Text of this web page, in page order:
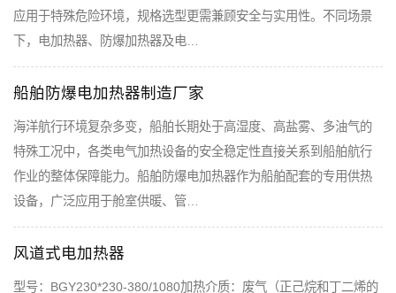
应用于特殊危险环境，规格选型更需兼顾安全与实用性。不同场景
下，电加热器、防爆加热器及电…
船舶防爆电加热器制造厂家
海洋航行环境复杂多变，船舶长期处于高湿度、高盐雾、多油气的
特殊工况中，各类电气加热设备的安全稳定性直接关系到船舶航行
作业的整体保障能力。船舶防爆电加热器作为船舶配套的专用供热
设备，广泛应用于舱室供暖、管…
风道式电加热器
型号：BGY230*230-380/1080加热介质：废气（正己烷和丁二烯的